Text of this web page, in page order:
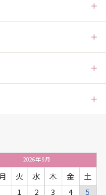
2026年9月
月 火 水 木 金
土
1
2 3 4
5